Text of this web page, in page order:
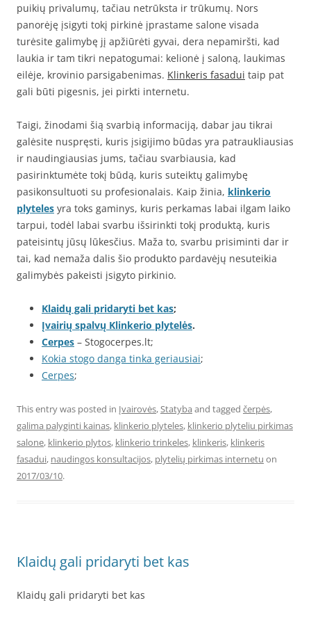
puikių privalumų, tačiau netrūksta ir trūkumų. Nors
panorėję įsigyti tokį pirkinė įprastame salone visada
turėsite galimybę jį apžiūrėti gyvai, dera nepamiršti, kad
laukia ir tam tikri nepatogumai: kelionė į saloną, laukimas
eilėje, krovinio parsigabenimas. Klinkeris fasadui taip pat
gali būti pigesnis, jei pirkti internetu.
Taigi, žinodami šią svarbią informaciją, dabar jau tikrai
galėsite nuspręsti, kuris įsigijimo būdas yra patraukliausias
ir naudingiausias jums, tačiau svarbiausia, kad
pasirinktumėte tokį būdą, kuris suteiktų galimybę
pasikonsultuoti su profesionalais. Kaip žinia, klinkerio
plyteles yra toks gaminys, kuris perkamas labai ilgam laiko
tarpui, todėl labai svarbu išsirinkti tokį produktą, kuris
pateisintų jūsų lūkesčius. Maža to, svarbu prisiminti dar ir
tai, kad nemaža dalis šio produkto pardavėjų nesuteikia
galimybės pakeisti įsigyto pirkinio.
Klaidų gali pridaryti bet kas;
Įvairių spalvų Klinkerio plytelės.
Cerpes – Stogocerpes.lt;
Kokia stogo danga tinka geriausiai;
Cerpes;
This entry was posted in Įvairovės,Statyba and tagged čerpės,
galima palyginti kainas, klinkerio plyteles, klinkerio plyteliu pirkimas
salone, klinkerio plytos, klinkerio trinkeles, klinkeris, klinkeris
fasadui, naudingos konsultacijos, plytelių pirkimas internetu on
2017/03/10.
Klaidų gali pridaryti bet kas
Klaidų gali pridaryti bet kas